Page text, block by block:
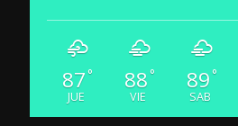
87 °
JUE
88 °
VIE
89 °
SAB